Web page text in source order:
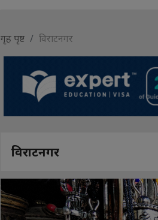
गृह पृष्ट विराटनगर
विराटनगर